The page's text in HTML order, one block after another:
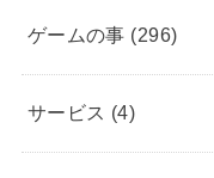
ゲームの事 (296)
サービス (4)